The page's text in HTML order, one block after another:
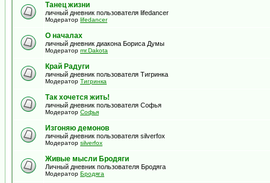
Танец жизни
личный дневник пользователя lifedancer
Модератор lifedancer
О началах
личный дневник диакона Бориса Думы
Модератор mr.Dakota
Край Радуги
личный дневник пользователя Тигринка
Модератор Тигринка
Так хочется жить!
личный дневник пользователя Софья
Модератор Софья
Изгоняю демонов
личный дневник пользователя silverfox
Модератор silverfox
Живые мысли Бродяги
Личный дневник пользователя Бродяга
Модератор Бродяга